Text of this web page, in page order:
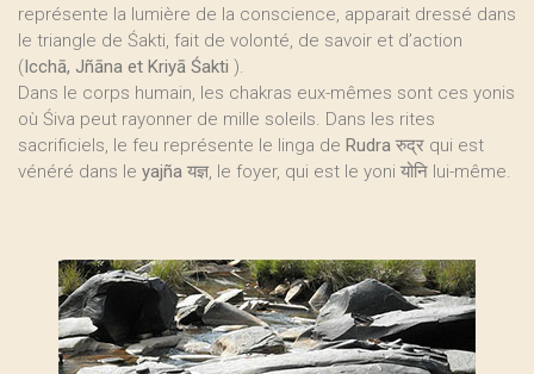
représente la lumière de la conscience, apparait dressé dans
le triangle de Śakti, fait de volonté, de savoir et d’action
(Icchā, Jñāna et Kriyā Śakti ).
Dans le corps humain, les chakras eux-mêmes sont ces yonis
où Śiva peut rayonner de mille soleils. Dans les rites
sacrificiels, le feu représente le linga de Rudra रुद्र qui est
vénéré dans le yajña यज्ञ, le foyer, qui est le yoni योनि lui-même.